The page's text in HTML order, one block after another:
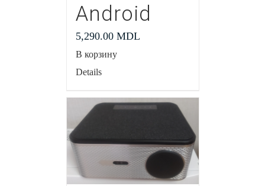
Android
5,290.00 MDL
В корзину
Details